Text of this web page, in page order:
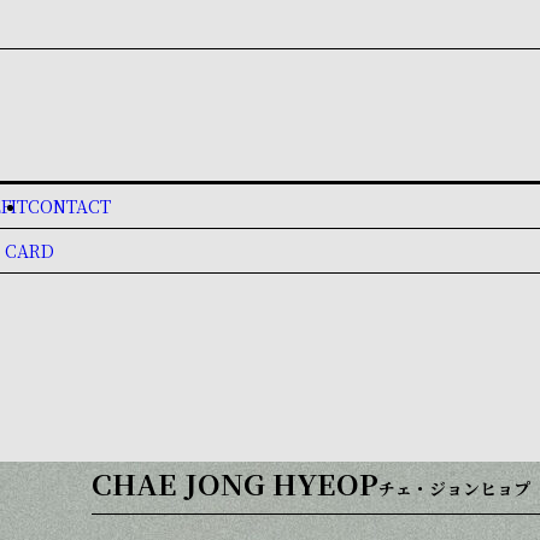
CONTACT
CHAE JONG HYEOPチェ・ジョンヒョプ